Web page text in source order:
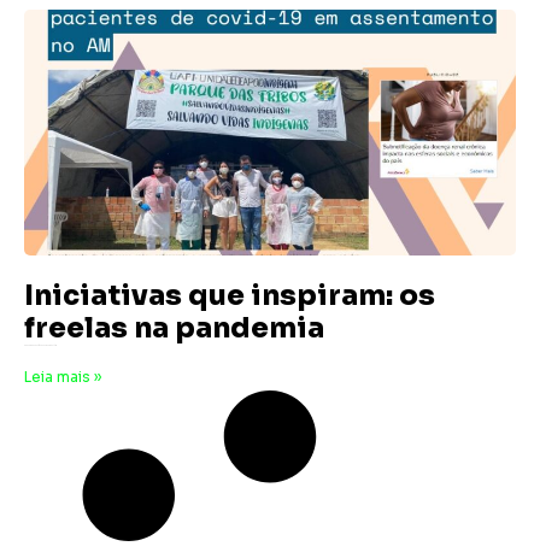
Iniciativas que inspiram: os
freelas na pandemia
Leia mais »